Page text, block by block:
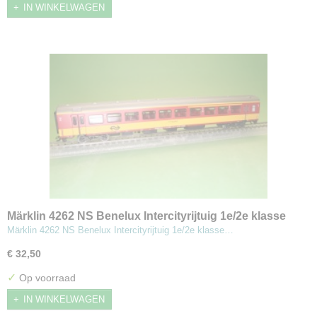
IN WINKELWAGEN
Märklin 4262 NS Benelux Intercityrijtuig 1e/2e klasse
Märklin 4262 NS Benelux Intercityrijtuig 1e/2e klasse…
€ 32,50
✓ Op voorraad
IN WINKELWAGEN